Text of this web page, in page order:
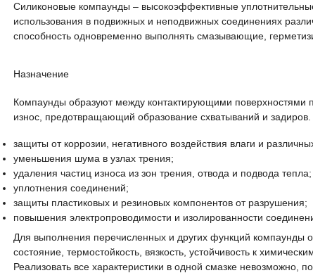
Силиконовые компаунды – высокоэффективные
использования в подвижных и неподвижных соединениях
способность одновременно выполнять смазывающие,
Назначение
Компаунды образуют между контактирующими
износ, предотвращающий образование схватываний и
защиты от коррозии, негативного воздействия влаги и
уменьшения шума в узлах трения;
удаления частиц износа из зон трения, отвода и подвода тепла;
уплотнения соединений;
защиты пластиковых и резиновых компонентов от разрушения;
повышения электропроводимости и изолированности
Для выполнения перечисленных и других функций компаунды
состояние, термостойкость, вязкость, устойчивость к
Реализовать все характеристики в одной смазке невозможно,